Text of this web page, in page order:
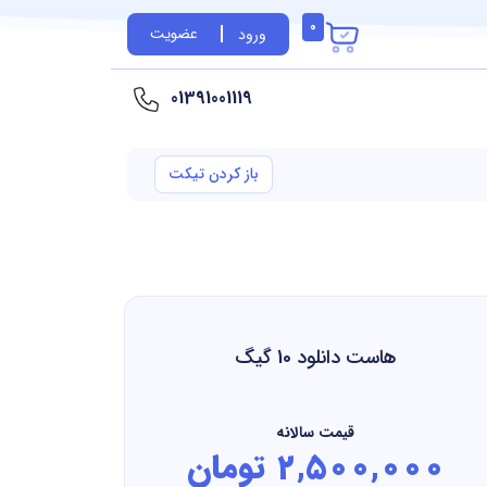
0
کارت خریدورود عضویت
01391001119
باز کردن تیکت
هاست دانلود 10 گیگ
قیمت سالانه
2,500,000 تومان